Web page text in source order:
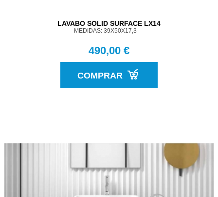
LAVABO SOLID SURFACE LX14
MEDIDAS: 39X50X17,3
490,00 €
COMPRAR